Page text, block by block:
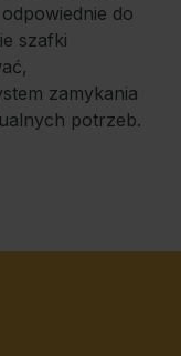
do
szafki
zamykania
potrzeb.